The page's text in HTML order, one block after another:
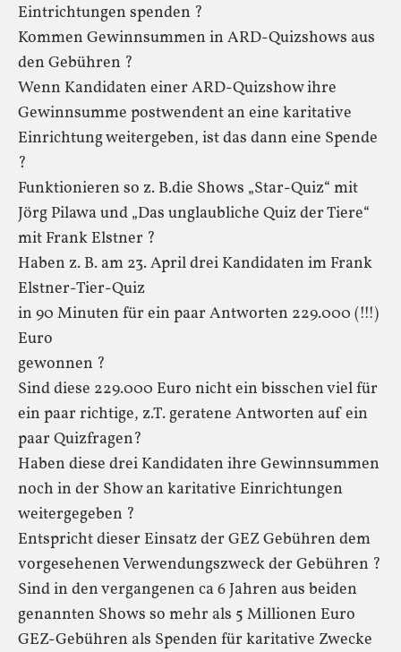
Eintrichtungen spenden ?
Kommen Gewinnsummen in ARD-Quizshows aus
den Gebühren ?
Wenn Kandidaten einer ARD-Quizshow ihre
Gewinnsumme postwendent an eine karitative
Einrichtung weitergeben, ist das dann eine Spende
?
Funktionieren so z. B.die Shows „Star-Quiz“ mit
Jörg Pilawa und „Das unglaubliche Quiz der Tiere“
mit Frank Elstner ?
Haben z. B. am 23. April drei Kandidaten im Frank
Elstner-Tier-Quiz
in 90 Minuten für ein paar Antworten 229.000 (!!!)
Euro
gewonnen ?
Sind diese 229.000 Euro nicht ein bisschen viel für
ein paar richtige, z.T. geratene Antworten auf ein
paar Quizfragen?
Haben diese drei Kandidaten ihre Gewinnsummen
noch in der Show an karitative Einrichtungen
weitergegeben ?
Entspricht dieser Einsatz der GEZ Gebühren dem
vorgesehenen Verwendungszweck der Gebühren ?
Sind in den vergangenen ca 6 Jahren aus beiden
genannten Shows so mehr als 5 Millionen Euro
GEZ-Gebühren als Spenden für karitative Zwecke